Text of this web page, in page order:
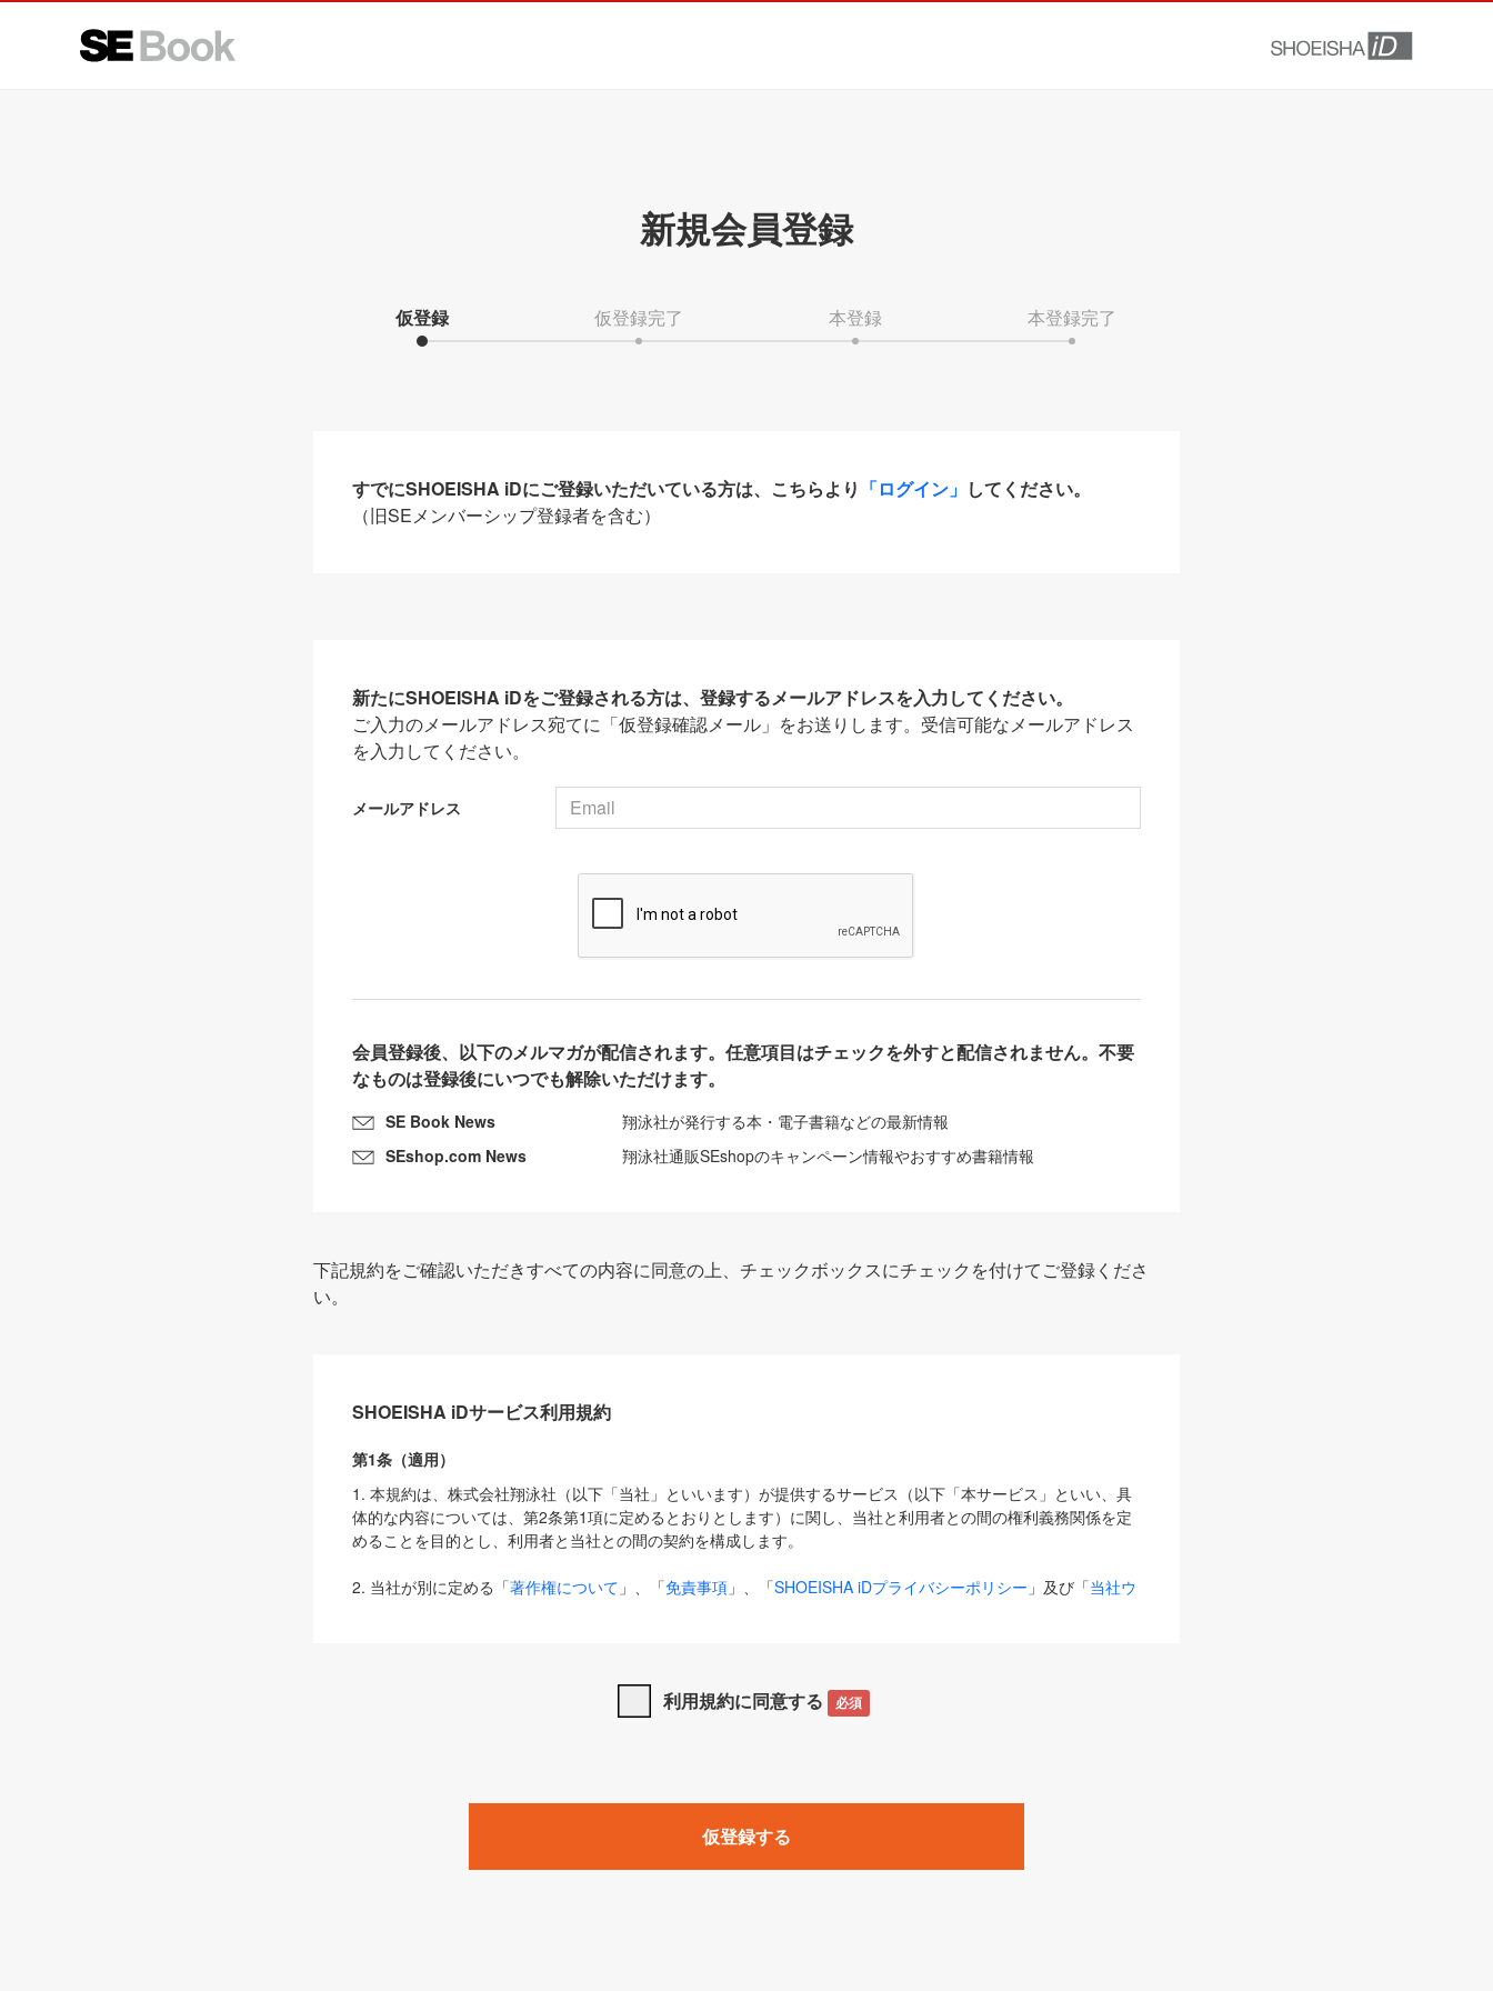
新規会員登録
仮登録 仮登録完了 本登録 本登録完了
すでにSHOEISHA iDにご登録いただいている方は、こちらより 「ログイン」 してください。
（旧SEメンバーシップ登録者を含む）
新たにSHOEISHA iDをご登録される方は、登録するメールアドレスを入力してください。
ご入力のメールアドレス宛てに「仮登録確認メール」をお送りします。受信可能なメールアドレス
を入力してください。
メールアドレス
会員登録後、以下のメルマガが配信されます。任意項目はチェックを外すと配信されません。不要
なものは登録後にいつでも解除いただけます。
SE Book News
翔泳社が発行する本・電子書籍などの最新情報
SEshop.com News
翔泳社通販SEshopのキャンペーン情報やおすすめ書籍情報
下記規約をご確認いただきすべての内容に同意の上、チェックボックスにチェックを付けてご登録くださ
い。
SHOEISHA iDサービス利用規約
第1条（適用）
1. 本規約は、株式会社翔泳社（以下「当社」といいます）が提供するサービス（以下「本サービス」といい、具
体的な内容については、第2条第1項に定めるとおりとします）に関し、当社と利用者との間の権利義務関係を定
めることを目的とし、利用者と当社との間の契約を構成します。
2. 当社が別に定める「著作権について 」、「免責事項 」、「SHOEISHA iDプライバシーポリシー 」及び「当社ウ
は、本規約の規定が優先して適用されるものとします。
1. 「本サービス」とは、当社が提供する以下のサービス（名称や内容が変更された場合、変更後のサービスを含
みます）及びこれらサービスに関連して当社が実施するイベントやキャンペーンをいいます。
「SEBook」「SEShop」「CodeZine」「MarkeZine」「EnterpriseZine」「ECzine」「Biz/Zine」「HRzine」
利用規約に同意する 必須
仮登録する